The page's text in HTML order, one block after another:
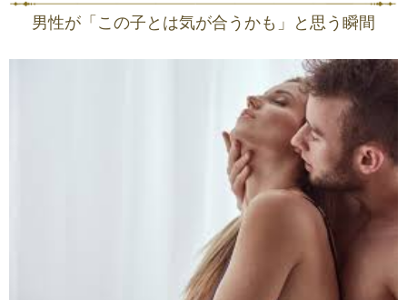
男性が「この子とは気が合うかも」と思う瞬間